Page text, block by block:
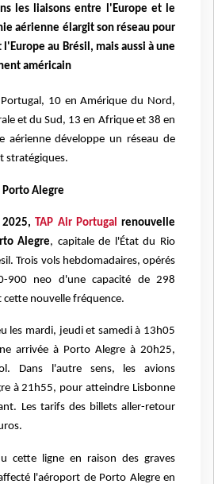
les liaisons entre l'Europe et le
aérienne élargit son réseau pour
au Brésil, mais aussi à une
américain
10 en Amérique du Nord,
et du Sud, 13 en Afrique et 38 en
aérienne développe un réseau de
stratégiques.
Porto Alegre
TAP Air Portugal renouvelle
Alegre, capitale de l'État du Rio
Trois vols hebdomadaires, opérés
900 neo d'une capacité de 298
cette nouvelle fréquence.
les mardi, jeudi et samedi à 13h05
arrivée à Porto Alegre à 20h25,
Dans l'autre sens, les avions
à 21h55, pour atteindre Lisbonne
Les tarifs des billets aller-retour
cette ligne en raison des graves
l'aéroport de Porto Alegre en